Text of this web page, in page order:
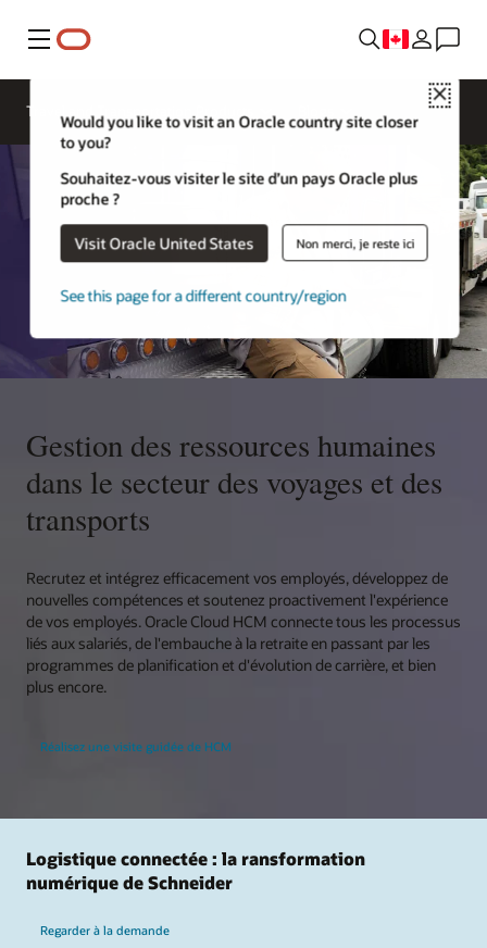
Menu
Close
Would you like to visit an Oracle country site closer
to you?
Souhaitez-vous visiter le site d’un pays Oracle plus
proche ?
Visit Oracle United States Non merci, je reste ici
See this page for a different country/region
Travel and Transportation Products
Gestion des ressources humaines
dans le secteur des voyages et des
transports
Recrutez et intégrez efficacement vos employés, développez de
nouvelles compétences et soutenez proactivement l'expérience
de vos employés. Oracle Cloud HCM connecte tous les processus
liés aux salariés, de l'embauche à la retraite en passant par les
programmes de planification et d'évolution de carrière, et bien
plus encore.
Réalisez une visite guidée de HCM
Logistique connectée : la ransformation
numérique de Schneider
Regarder à la demande